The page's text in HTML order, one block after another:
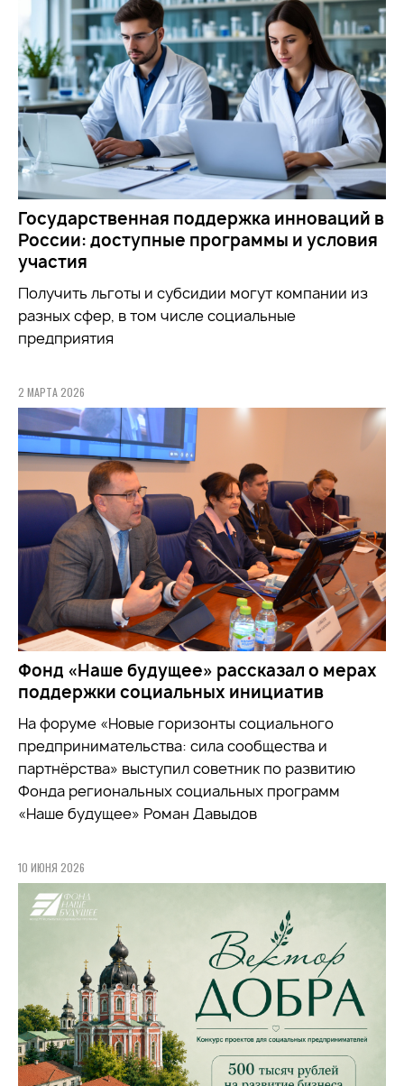
Государственная поддержка инноваций в
России: доступные программы и условия
участия
Получить льготы и субсидии могут компании из
разных сфер, в том числе социальные
предприятия
2 МАРТА 2026
Фонд «Наше будущее» рассказал о мерах
поддержки социальных инициатив
На форуме «Новые горизонты социального
предпринимательства: сила сообщества и
партнёрства» выступил советник по развитию
Фонда региональных социальных программ
«Наше будущее» Роман Давыдов
10 ИЮНЯ 2026